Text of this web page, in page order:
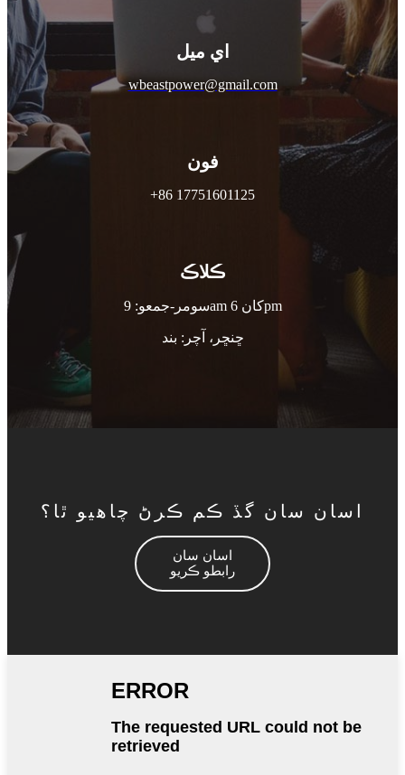
اي ميل
wbeastpower@gmail.com
فون
+86 17751601125
ڪلاڪ
سومر-جمعو: 9am کان 6pm
ڇنڇر، آچر: بند
اسان سان گڏ ڪم ڪرڻ چاهيو ٿا؟
اسان سان
رابطو ڪريو